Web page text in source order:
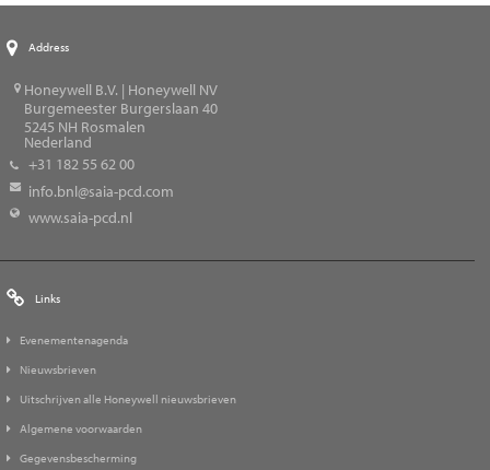
Address
Honeywell B.V. | Honeywell NV
Burgemeester Burgerslaan 40
5245 NH Rosmalen
Nederland
+31 182 55 62 00
info.bnl@saia-pcd.com
www.saia-pcd.nl
Links
Evenementenagenda
Nieuwsbrieven
Uitschrijven alle Honeywell nieuwsbrieven
Algemene voorwaarden
Gegevensbescherming